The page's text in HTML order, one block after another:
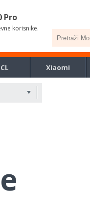
Pro
korisnike.
Xiaomi